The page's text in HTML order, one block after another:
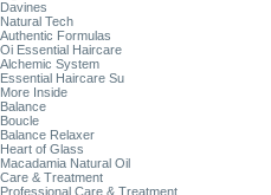
Davines
Natural Tech
Authentic Formulas
Oi Essential Haircare
Alchemic System
Essential Haircare Su
More Inside
Balance
Boucle
Balance Relaxer
Heart of Glass
Macadamia Natural Oil
Care & Treatment
Professional Care & Treatment